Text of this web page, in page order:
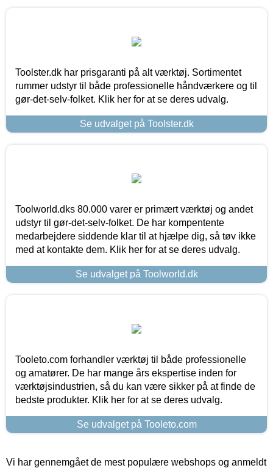
Toolster.dk har prisgaranti på alt værktøj. Sortimentet
rummer udstyr til både professionelle håndværkere og til
gør-det-selv-folket. Klik her for at se deres udvalg.
Se udvalget på Toolster.dk
Toolworld.dks 80.000 varer er primært værktøj og andet
udstyr til gør-det-selv-folket. De har kompentente
medarbejdere siddende klar til at hjælpe dig, så tøv ikke
med at kontakte dem. Klik her for at se deres udvalg.
Se udvalget på Toolworld.dk
Tooleto.com forhandler værktøj til både professionelle
og amatører. De har mange års ekspertise inden for
værktøjsindustrien, så du kan være sikker på at finde de
bedste produkter. Klik her for at se deres udvalg.
Se udvalget på Tooleto.com
Vi har gennemgået de mest populære webshops og anmeldt